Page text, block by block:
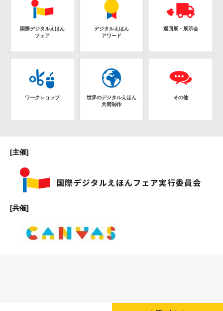
国際デジタルえほん
フェア
デジタルえほん
アワード
巡回展・展示会
ワークショップ
世界のデジタルえほん
共同制作
その他
[主催]
[共催]